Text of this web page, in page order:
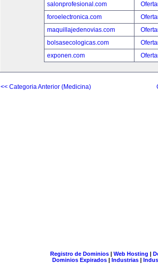
salonprofesional.com
foroelectronica.com
maquillajedenovias.com
bolsasecologicas.com
exponen.com
<< Categoria Anterior (Medicina)
Registro de Dominios| Web Hosting |
Dominios Expirados | Industrias |